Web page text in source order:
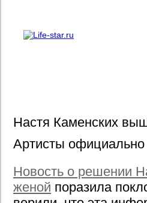
Настя Каменских
Артисты
Новость о решении
женой поразила